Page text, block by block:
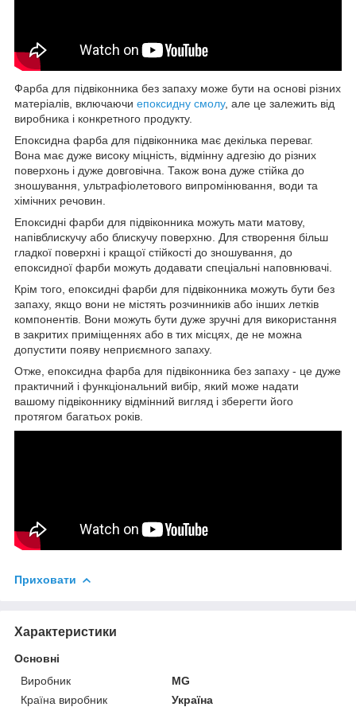
Фарба для підвіконника без запаху може бути на основі різних
матеріалів, включаючи епоксидну смолу, але це залежить від
виробника і конкретного продукту.
Епоксидна фарба для підвіконника має декілька переваг.
Вона має дуже високу міцність, відмінну адгезію до різних
поверхонь і дуже довговічна. Також вона дуже стійка до
зношування, ультрафіолетового випромінювання, води та
хімічних речовин.
Епоксидні фарби для підвіконника можуть мати матову,
напівблискучу або блискучу поверхню. Для створення більш
гладкої поверхні і кращої стійкості до зношування, до
епоксидної фарби можуть додавати спеціальні наповнювачі.
Крім того, епоксидні фарби для підвіконника можуть бути без
запаху, якщо вони не містять розчинників або інших летків
компонентів. Вони можуть бути дуже зручні для використання
в закритих приміщеннях або в тих місцях, де не можна
допустити появу неприємного запаху.
Отже, епоксидна фарба для підвіконника без запаху - це дуже
практичний і функціональний вибір, який може надати
вашому підвіконнику відмінний вигляд і зберегти його
протягом багатьох років.
Приховати
Характеристики
Основні
Виробник
MG
Країна виробник
Україна